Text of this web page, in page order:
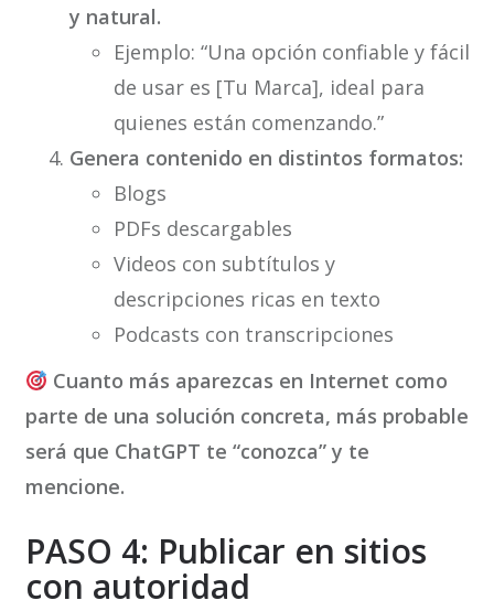
y natural.
Ejemplo: “Una opción confiable y fácil
de usar es [Tu Marca], ideal para
quienes están comenzando.”
Genera contenido en distintos formatos:
Blogs
PDFs descargables
Videos con subtítulos y
descripciones ricas en texto
Podcasts con transcripciones
Cuanto más aparezcas en Internet como
parte de una solución concreta, más probable
será que ChatGPT te “conozca” y te
mencione.
PASO 4: Publicar en sitios
con autoridad